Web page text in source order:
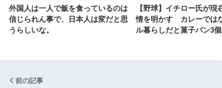
外国人は一人で飯を食っているのは
信じられん事で、日本人は変だと思
うらしいな。
【野球】イチロー氏が現
情を明かす カレーでは
ル暮らしだと菓子パン3
前の記事